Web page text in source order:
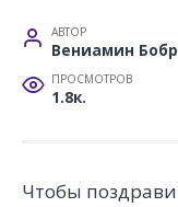
АВТОР
ПРОСМОТРОВ
1.8к.
Чтобы